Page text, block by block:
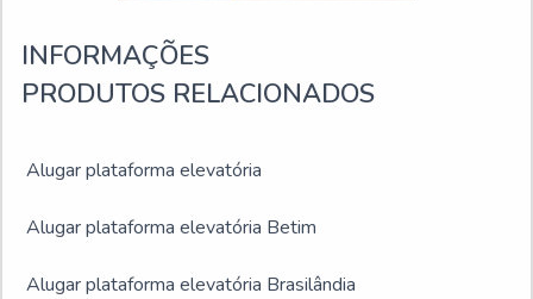
INFORMAÇÕES
PRODUTOS RELACIONADOS
Alugar plataforma elevatória
Alugar plataforma elevatória Betim
Alugar plataforma elevatória Brasilândia